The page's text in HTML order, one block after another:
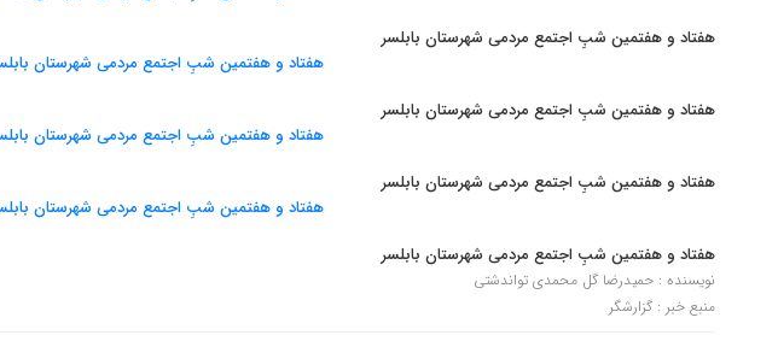
هفتاد و هفتمین شبِ اجتمع مردمی شهرستان بابلسر
هفتاد و هفتمین شبِ اجتمع مردمی شهرستان بابلسر
هفتاد و هفتمین شبِ اجتمع مردمی شهرستان بابلسر
هفتاد و هفتمین شبِ اجتمع مردمی شهرستان بابلسر
نویسنده : حمیدرضا گل محمدی تواندشتی
منبع خبر : گزارشگر